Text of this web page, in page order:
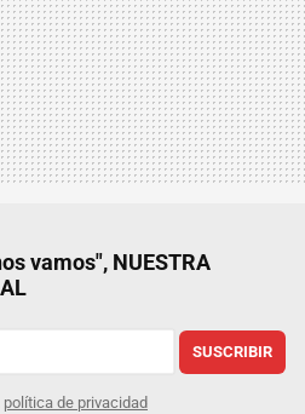
vamos", NUESTRA
SUSCRIBIR
política de privacidad